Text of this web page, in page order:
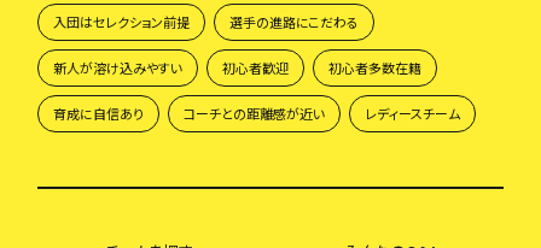
入団はセレクション前提 選手の進路にこだわる
新人が溶け込みやすい 初心者歓迎 初心者多数在籍
育成に自信あり コーチとの距離感が近い レディースチーム